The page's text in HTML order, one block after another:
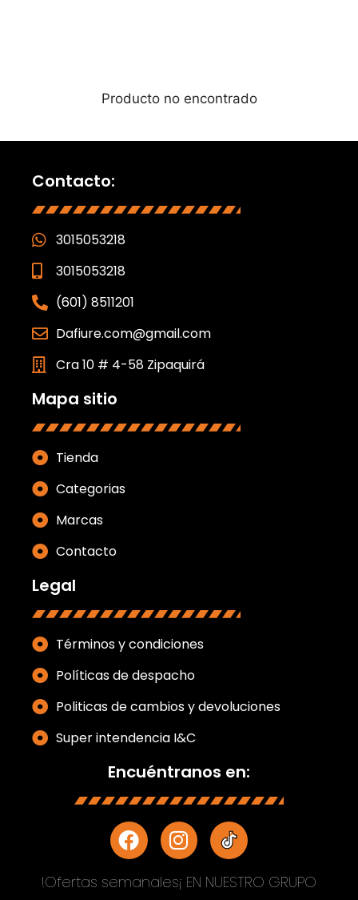
Producto no encontrado
Contacto:
3015053218
3015053218
(601) 8511201
Dafiure.com@gmail.com
Cra 10 # 4-58 Zipaquirá
Mapa sitio
Tienda
Categorias
Marcas
Contacto
Legal
Términos y condiciones
Políticas de despacho
Politicas de cambios y devoluciones
Super intendencia I&C
Encuéntranos en:
!Ofertas semanales¡ EN NUESTRO GRUPO